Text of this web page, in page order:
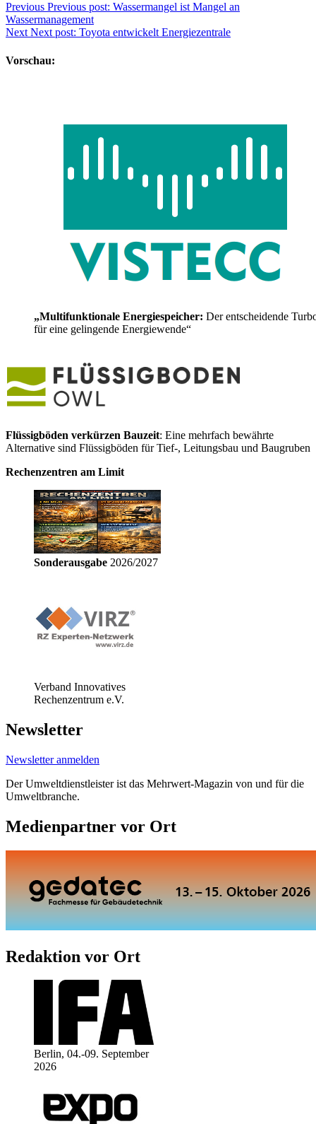
Previous Previous post: Wassermangel ist Mangel an
Wassermanagement
Next Next post: Toyota entwickelt Energiezentrale
Vorschau:
„Multifunktionale Energiespeicher: Der entscheidende
für eine gelingende Energiewende“
Flüssigböden verkürzen Bauzeit: Eine mehrfach bewährte
Alternative sind Flüssigböden für Tief-, Leitungsbau und Baugruben
Rechenzentren am Limit
Sonderausgabe 2026/2027
Verband Innovatives
Rechenzentrum e.V.
Newsletter
Newsletter anmelden
Der Umweltdienstleister ist das Mehrwert-Magazin von und für die
Umweltbranche.
Medienpartner vor Ort
Redaktion vor Ort
Berlin, 04.-09. September
2026